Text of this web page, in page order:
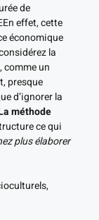
de
effet, cette
économique
la
comme un
presque
d’ignorer la
méthode
ce qui
plus élaborer